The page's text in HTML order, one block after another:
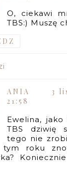
O, ciekawi
TBS:) Muszę
ANIA
3
21:58
Ewelina, jako
TBS dziwię
tego nie
roku